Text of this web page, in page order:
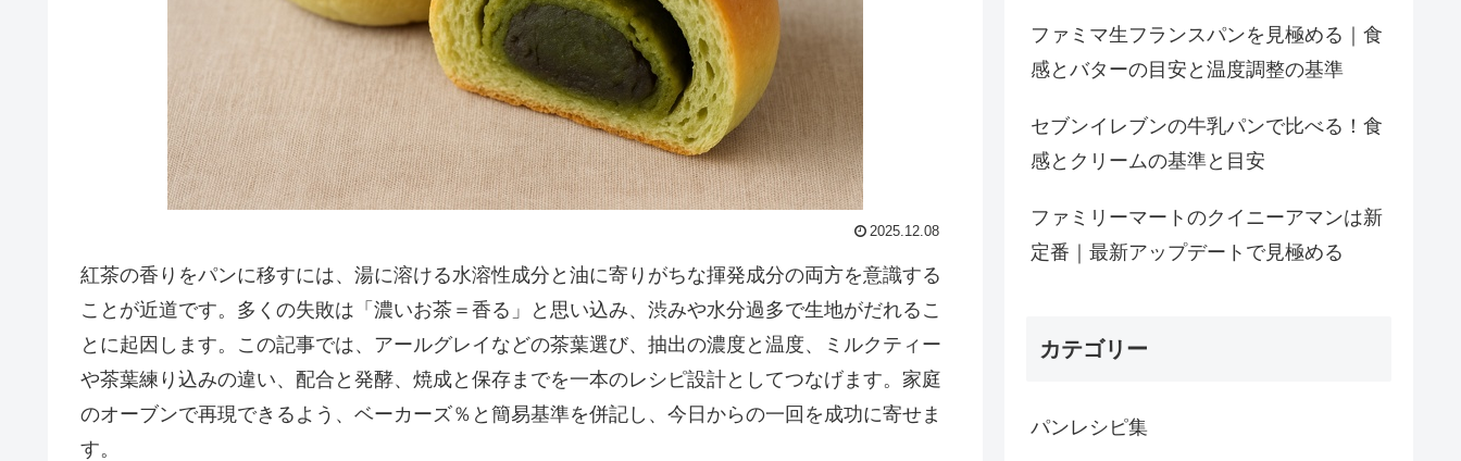
2025.12.08
紅茶の香りをパンに移すには、湯に溶ける水溶性成分と油に寄りがちな揮発成分の両方を意識する
ことが近道です。多くの失敗は「濃いお茶＝香る」と思い込み、渋みや水分過多で生地がだれるこ
とに起因します。この記事では、アールグレイなどの茶葉選び、抽出の濃度と温度、ミルクティー
や茶葉練り込みの違い、配合と発酵、焼成と保存までを一本のレシピ設計としてつなげます。家庭
のオーブンで再現できるよう、ベーカーズ％と簡易基準を併記し、今日からの一回を成功に寄せま
す。
ファミマ生フランスパンを見極める｜食
感とバターの目安と温度調整の基準
セブンイレブンの牛乳パンで比べる！食
感とクリームの基準と目安
ファミリーマートのクイニーアマンは新
定番｜最新アップデートで見極める
カテゴリー
パンレシピ集